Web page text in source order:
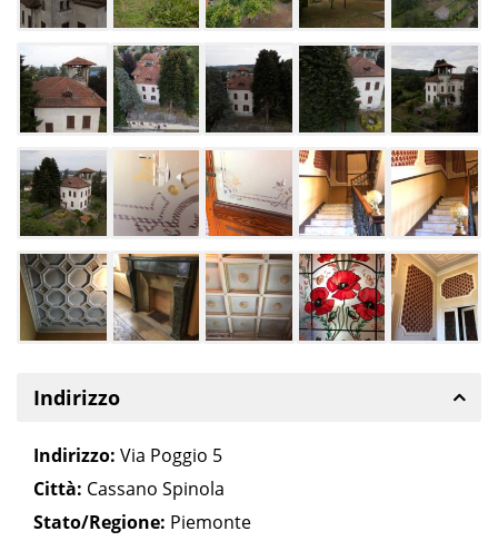
Indirizzo
Indirizzo: Via Poggio 5
Città: Cassano Spinola
Stato/Regione: Piemonte